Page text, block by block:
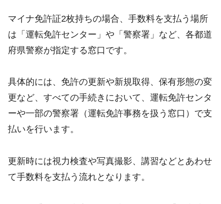
マイナ免許証2枚持ちの場合、手数料を支払う場所
は「運転免許センター」や「警察署」など、各都道
府県警察が指定する窓口です。
具体的には、免許の更新や新規取得、保有形態の変
更など、すべての手続きにおいて、運転免許センタ
ーや一部の警察署（運転免許事務を扱う窓口）で支
払いを行います。
更新時には視力検査や写真撮影、講習などとあわせ
て手数料を支払う流れとなります。